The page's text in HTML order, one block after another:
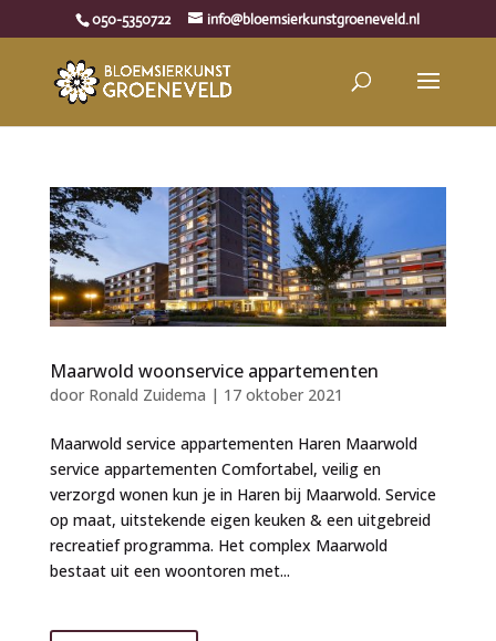
050-5350722 info@bloemsierkunstgroeneveld.nl
Maarwold woonservice appartementen
door Ronald Zuidema | 17 oktober 2021
Maarwold service appartementen Haren Maarwold
service appartementen Comfortabel, veilig en
verzorgd wonen kun je in Haren bij Maarwold. Service
op maat, uitstekende eigen keuken & een uitgebreid
recreatief programma. Het complex Maarwold
bestaat uit een woontoren met...